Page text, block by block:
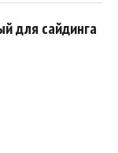
для сайдинга